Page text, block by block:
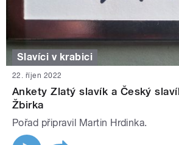
Slavíci v krabici
22. říjen 2022
Ankety Zlatý slavík a Český
Žbirka
Pořad připravil Martin Hrdinka.